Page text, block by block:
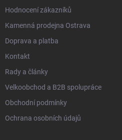
Hodnocení zákazníků
Kamenná prodejna Ostrava
Doprava a platba
Kontakt
Rady a články
Velkoobchod a B2B spolupráce
Obchodní podmínky
Ochrana osobních údajů